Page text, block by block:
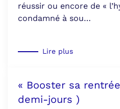
réussir ou encore de «
condamné à sou…
Lire plus
« Booster sa
demi-jours )